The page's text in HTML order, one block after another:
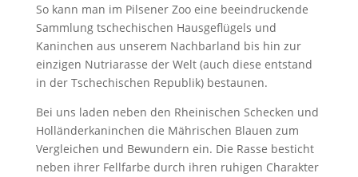
So kann man im Pilsener Zoo eine beeindruckende
Sammlung tschechischen Hausgeflügels und
Kaninchen aus unserem Nachbarland bis hin zur
einzigen Nutriarasse der Welt (auch diese entstand
in der Tschechischen Republik) bestaunen.
Bei uns laden neben den Rheinischen Schecken und
Holländerkaninchen die Mährischen Blauen zum
Vergleichen und Bewundern ein. Die Rasse besticht
neben ihrer Fellfarbe durch ihren ruhigen Charakter